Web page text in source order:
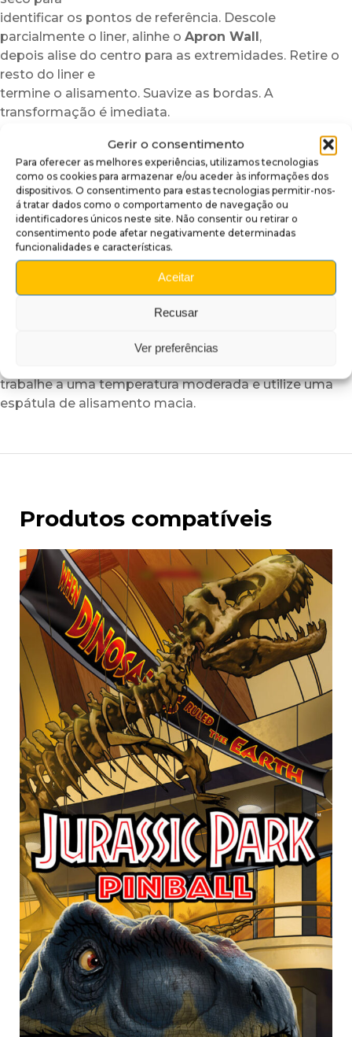
Gerir o consentimento
Para oferecer as melhores experiências, utilizamos tecnologias
como os cookies para armazenar e/ou aceder às informações dos
dispositivos. O consentimento para estas tecnologias permitir-nos-
á tratar dados como o comportamento de navegação ou
identificadores únicos neste site. Não consentir ou retirar o
consentimento pode afetar negativamente determinadas
funcionalidades e características.
Aceitar
Recusar
Ver preferências
identificar os pontos de referência. Descole
parcialmente o liner, alinhe o Apron Wall,
depois alise do centro para as extremidades. Retire o
resto do liner e
termine o alisamento. Suavize as bordas. A
transformação é imediata.
Porquê adotar este acabamento para
apron?
Para personalizar a sua máquina sem modificação
nem risco
Para realçar a estética da zona do apron em poucos
minutos
Para acrescentar um acabamento premium,
Os visuais são impressos em pequenas séries.
consoante os lotes e a iluminação ambiente. Para uma
trabalhe a uma temperatura moderada e utilize uma
espátula de alisamento macia.
Produtos compatíveis